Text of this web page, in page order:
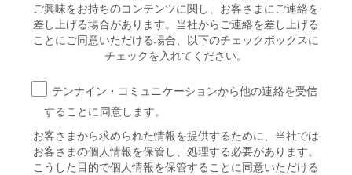
ご興味をお持ちのコンテンツに関し、お客さまにご連絡を
差し上げる場合があります。当社からご連絡を差し上げる
ことにご同意いただける場合、以下のチェックボックスに
チェックを入れてください。
テンナイン・コミュニケーションから他の連絡を受信
することに同意します。
お客さまから求められた情報を提供するために、当社では
お客さまの個人情報を保管し、処理する必要があります。
こうした目的で個人情報を保管することに同意いただける